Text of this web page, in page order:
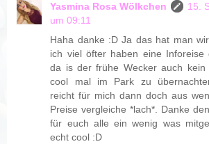
Yasmina Rosa Wölkchen
15.
um 09:11
Haha danke :D Ja das hat man
ich viel öfter haben eine Inforeise
da is der frühe Wecker auch kein
cool mal im Park zu
reicht für mich dann doch aus
Preise vergleiche *lach*. Danke
für euch alle ein wenig was
echt cool :D